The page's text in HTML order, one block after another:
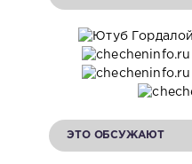
ЭТО ОБСУЖАЮТ